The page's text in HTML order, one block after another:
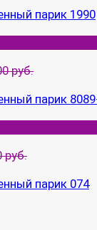
парик 1990
руб.
парик
руб.
парик 074